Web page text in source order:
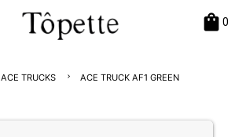
shopping_bag 0
ACE TRUCKS ACE TRUCK AF1 GREEN